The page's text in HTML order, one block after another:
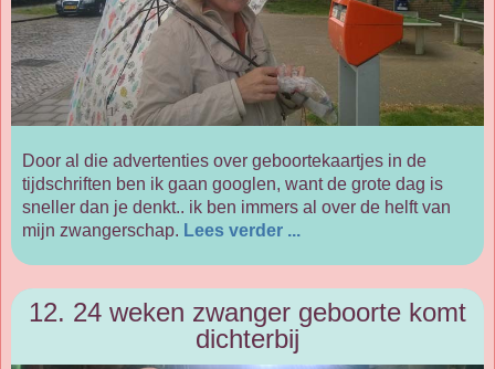
Door al die advertenties over geboortekaartjes in de
tijdschriften ben ik gaan googlen, want de grote dag is
sneller dan je denkt.. ik ben immers al over de helft van
mijn zwangerschap. Lees verder ...
12. 24 weken zwanger geboorte komt
dichterbij